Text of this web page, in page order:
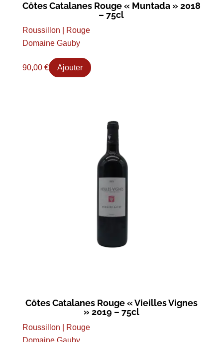
Côtes Catalanes Rouge « Muntada » 2018
– 75cl
Roussillon | Rouge
Domaine Gauby
90,00 € Ajouter
Côtes Catalanes Rouge « Vieilles Vignes
» 2019 – 75cl
Roussillon | Rouge
Domaine Gauby